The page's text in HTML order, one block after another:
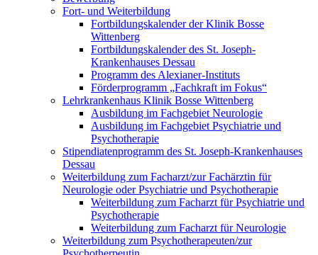
Fort- und Weiterbildung
Fortbildungskalender der Klinik Bosse
Wittenberg
Fortbildungskalender des St. Joseph-
Krankenhauses Dessau
Programm des Alexianer-Instituts
Förderprogramm „Fachkraft im Fokus“
Lehrkrankenhaus Klinik Bosse Wittenberg
Ausbildung im Fachgebiet Neurologie
Ausbildung im Fachgebiet Psychiatrie und
Psychotherapie
Stipendiatenprogramm des St. Joseph-Krankenhauses
Dessau
Weiterbildung zum Facharzt/zur Fachärztin für
Neurologie oder Psychiatrie und Psychotherapie
Weiterbildung zum Facharzt für Psychiatrie und
Psychotherapie
Weiterbildung zum Facharzt für Neurologie
Weiterbildung zum Psychotherapeuten/zur